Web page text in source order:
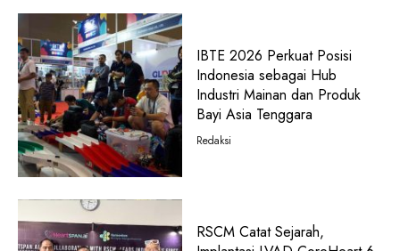
IBTE 2026 Perkuat Posisi
Indonesia sebagai Hub
Industri Mainan dan Produk
Bayi Asia Tenggara
Redaksi
RSCM Catat Sejarah,